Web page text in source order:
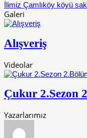
İlimiz Çamlıköy köyü
Galeri
Alışveriş
Videolar
Çukur 2.Sezon
Yazarlarımız